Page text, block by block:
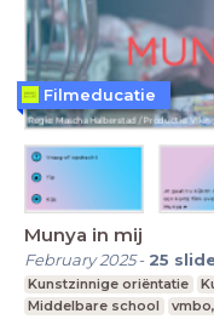
Munya in mij
February 2025- 25
Kunstzinnige oriëntatie
Middelbare school
Filmeducatie